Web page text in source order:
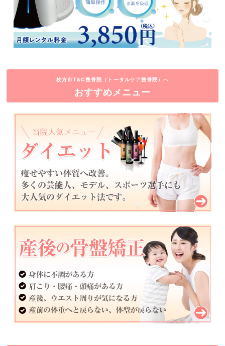
枚方市T&C整骨院（トータルケア整骨院）へ
おすすめメニュー